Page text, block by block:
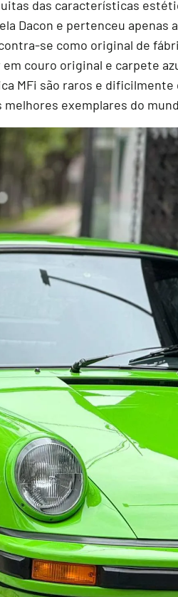
das características
Dacon e pertenceu apenas
se como original de
couro original e carpete
MFi são raros e
exemplares do